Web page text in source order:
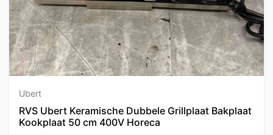
Ubert
RVS Ubert Keramische Dubbele Grillplaat Bakplaat
Kookplaat 50 cm 400V Horeca